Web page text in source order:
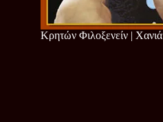
Κρητών Φιλοξενείν | Χανιά